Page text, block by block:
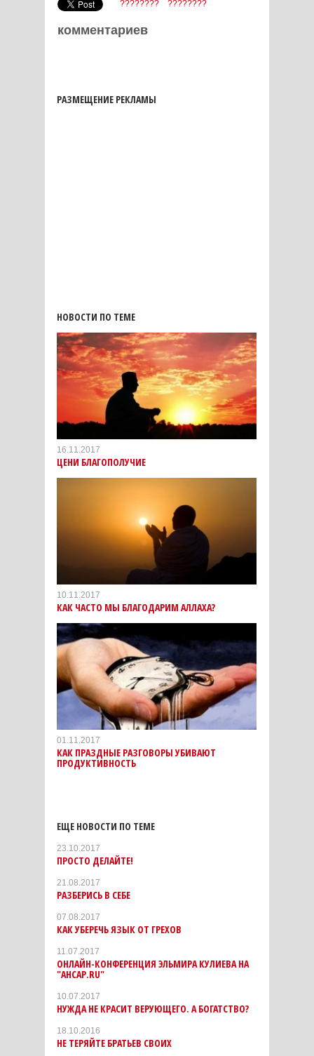
???????? ????????
комментариев
РАЗМЕЩЕНИЕ РЕКЛАМЫ
НОВОСТИ ПО ТЕМЕ
16.11.2017
ЦЕНИ БЛАГОПОЛУЧИЕ
10.11.2017
КАК ЧАСТО МЫ БЛАГОДАРИМ АЛЛАХА?
01.11.2017
КАК ПРАЗДНЫЕ РАЗГОВОРЫ УБИВАЮТ
ПРОДУКТИВНОСТЬ
ЕЩЕ НОВОСТИ ПО ТЕМЕ
23.10.2017
ПРОСТО ДЕЛАЙТЕ!
21.08.2017
РАЗБЕРИСЬ В СЕБЕ
07.08.2017
КАК УБЕРЕЧЬ ЯЗЫК ОТ ГРЕХОВ
11.07.2017
ОНЛАЙН-КОНФЕРЕНЦИЯ ЭЛЬМИРА КУЛИЕВА НА
"АНСАР.RU"
10.07.2017
НУЖДА НЕ КРАСИТ ВЕРУЮЩЕГО. А БОГАТСТВО?
18.10.2016
НЕ ТЕРЯЙТЕ БРАТЬЕВ СВОИХ